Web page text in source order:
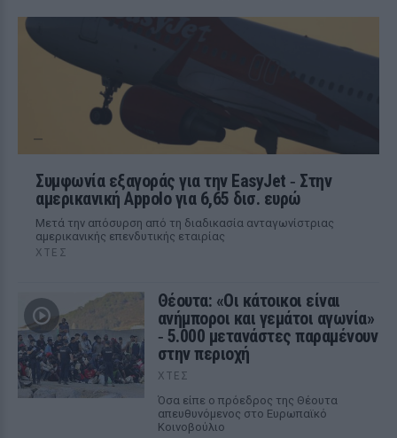
Συμφωνία εξαγοράς για την EasyJet ‑ Στην
αμερικανική Appolo για 6,65 δισ. ευρώ
Μετά την απόσυρση από τη διαδικασία ανταγωνίστριας
αμερικανικής επενδυτικής εταιρίας
ΧΤΕΣ
Θέουτα: «Οι κάτοικοι είναι
ανήμποροι και γεμάτοι αγωνία»
‑ 5.000 μετανάστες παραμένουν
στην περιοχή
ΧΤΕΣ
Όσα είπε ο πρόεδρος της Θέουτα
απευθυνόμενος στο Ευρωπαϊκό
Κοινοβούλιο